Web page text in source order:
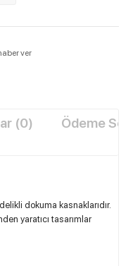
ver
(0) Ödeme
dokuma kasnaklarıdır.
yaratıcı tasarımlar